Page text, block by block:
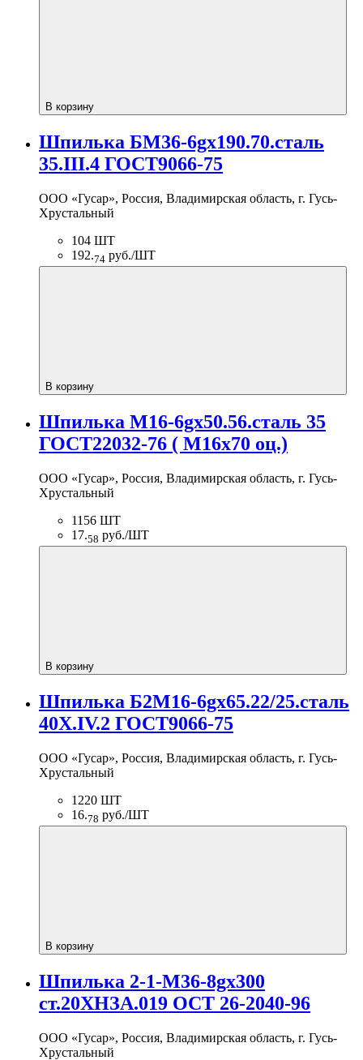
В корзину
Шпилька БМ36-6gх190.70.сталь
35.III.4 ГОСТ9066-75
ООО «Гусар», Россия, Владимирская область, г. Гусь-
Хрустальный
104 ШТ
192.74 руб./ШТ
В корзину
Шпилька М16-6gх50.56.сталь 35
ГОСТ22032-76 ( М16х70 оц.)
ООО «Гусар», Россия, Владимирская область, г. Гусь-
Хрустальный
1156 ШТ
17.58 руб./ШТ
В корзину
Шпилька Б2М16-6gх65.22/25.сталь
40Х.IV.2 ГОСТ9066-75
ООО «Гусар», Россия, Владимирская область, г. Гусь-
Хрустальный
1220 ШТ
16.78 руб./ШТ
В корзину
Шпилька 2-1-М36-8gх300
ст.20ХНЗА.019 ОСТ 26-2040-96
ООО «Гусар», Россия, Владимирская область, г. Гусь-
Хрустальный